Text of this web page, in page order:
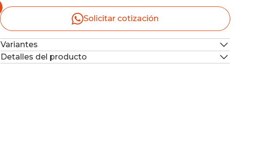
Solicitar cotización
Variantes
Detalles del producto